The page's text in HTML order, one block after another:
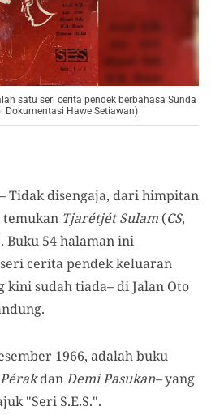
satu seri cerita pendek berbahasa Sunda
Dokumentasi Hawe Setiawan)
– Tidak disengaja, dari himpitan
temukan Tjarétjét Sulam (CS,
Buku 54 halaman ini
cerita pendek keluaran
kini sudah tiada– di Jalan Oto
1966, adalah buku
danDemi Pasukan–yang
"Seri S.E.S.".